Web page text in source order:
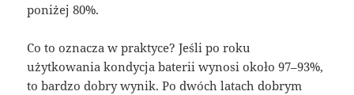
poniżej 80%.
Co to oznacza w praktyce? Jeśli po roku
użytkowania kondycja baterii wynosi około 97–93%,
to bardzo dobry wynik. Po dwóch latach dobrym